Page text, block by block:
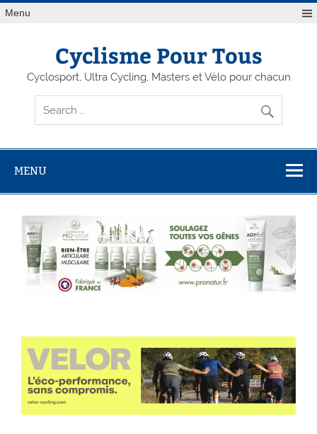
Menu
Cyclisme Pour Tous
Cyclosport, Ultra Cycling, Masters et Vélo pour chacun
MENU